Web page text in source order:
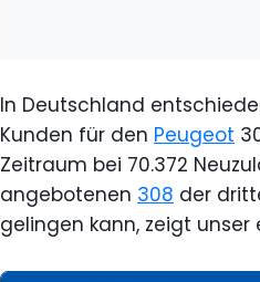
In Deutschland
Kunden für den Peugeot
Zeitraum bei 70.372
angebotenen 308 der
gelingen kann, zeigt unser